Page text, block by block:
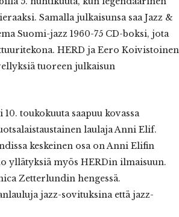
Samalla julkaisunsa saa Jazz &
Suomi-jazz 1960-75 CD-boksi, jota
HERD ja Eero Koivistoinen
tuoreen julkaisun
toukokuuta saapuu kovassa
laulaja Anni Elif.
keskeinen osa on Anni Elifin
yllätyksiä myös HERDin ilmaisuun.
Zetterlundin hengessä.
jazz-sovituksina että jazz-